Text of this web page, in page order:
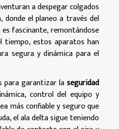
a despegar colgados
el planeo a través del
es fascinante, remontándose
tiempo, estos aparatos han
segura y dinámica para el
para garantizar laseguridad
control del equipo y
más confiable y seguro que
el ala delta sigue teniendo